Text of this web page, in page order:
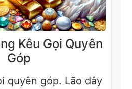
Kêu Gọi Quyên
Góp
quyên góp. Lão đây